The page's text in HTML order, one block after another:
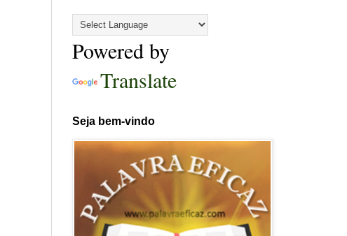
Powered by
Translate
Seja bem-vindo